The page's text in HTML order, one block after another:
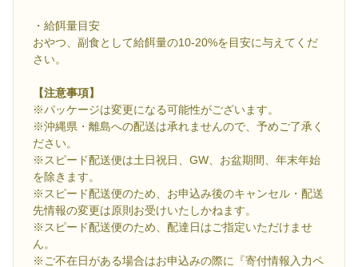
・給餌量目安
おやつ、副食として給餌量の10-20%を目安に与えてくだ
さい。
【注意事項】
※パッケージは変更になる可能性がございます。
※沖縄県・離島への配送は承れませんので、予めご了承く
ださい。
※スピード配送便は土日祝日、GW、お盆期間、年末年始
を除きます。
※スピード配送便のため、お申込み後のキャンセル・配送
先情報の変更は原則お受けいたしかねます。
※スピード配送便のため、配達日はご指定いただけませ
ん。
※ご不在日がある場合はお申込みの際に『寄付情報入力ペ